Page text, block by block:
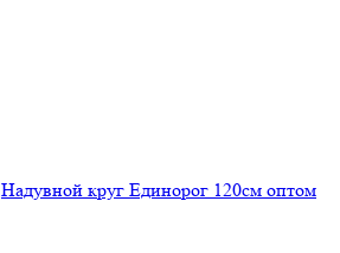
Надувной круг Единорог 120см оптом